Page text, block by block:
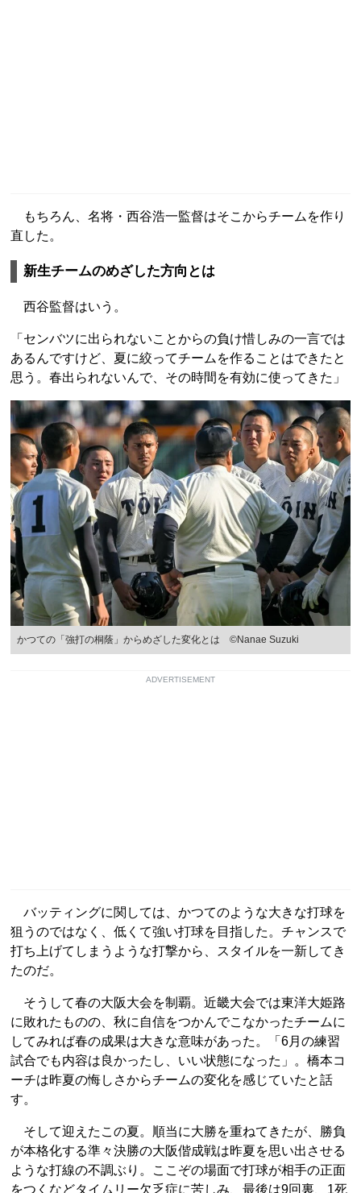
もちろん、名将・西谷浩一監督はそこからチームを作り
直した。
新生チームのめざした方向とは
西谷監督はいう。
「センバツに出られないことからの負け惜しみの一言では
あるんですけど、夏に絞ってチームを作ることはできたと
思う。春出られないんで、その時間を有効に使ってきた」
かつての「強打の桐蔭」からめざした変化とは ©Nanae Suzuki
ADVERTISEMENT
バッティングに関しては、かつてのような大きな打球を
狙うのではなく、低くて強い打球を目指した。チャンスで
打ち上げてしまうような打撃から、スタイルを一新してき
たのだ。
そうして春の大阪大会を制覇。近畿大会では東洋大姫路
に敗れたものの、秋に自信をつかんでこなかったチームに
してみれば春の成果は大きな意味があった。「6月の練習
試合でも内容は良かったし、いい状態になった」。橋本コ
ーチは昨夏の悔しさからチームの変化を感じていたと話
す。
そして迎えたこの夏。順当に大勝を重ねてきたが、勝負
が本格化する準々決勝の大阪偕成戦は昨夏を思い出させる
ような打線の不調ぶり。ここぞの場面で打球が相手の正面
をつくなどタイムリー欠乏症に苦しみ、最後は9回裏、1死